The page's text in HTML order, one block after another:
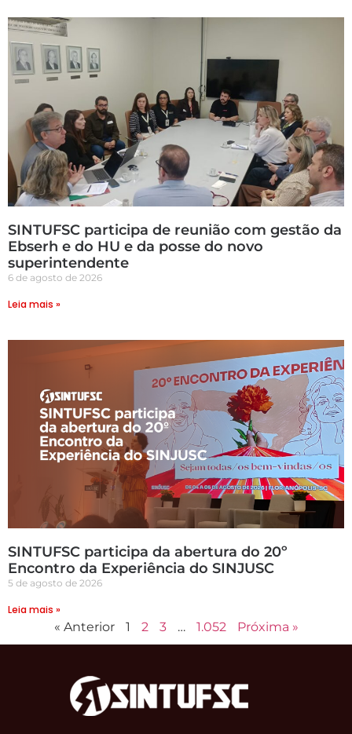
SINTUFSC participa de reunião com gestão da
Ebserh e do HU e da posse do novo
superintendente
6 de agosto de 2026
Leia mais »
SINTUFSC participa da abertura do 20º
Encontro da Experiência do SINJUSC
5 de agosto de 2026
Leia mais »
« Anterior 1 2 3 … 1.052 Próxima »